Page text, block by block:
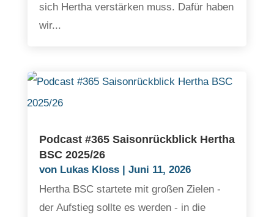
sich Hertha verstärken muss. Dafür haben
wir...
Podcast #365 Saisonrückblick Hertha
BSC 2025/26
von Lukas Kloss| Juni 11, 2026
Hertha BSC startete mit großen Zielen -
der Aufstieg sollte es werden - in die